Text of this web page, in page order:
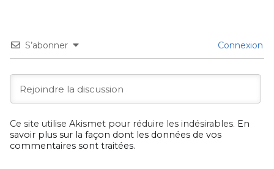
S’abonner Connexion
Ce site utilise Akismet pour réduire les indésirables. En
savoir plus sur la façon dont les données de vos
commentaires sont traitées.